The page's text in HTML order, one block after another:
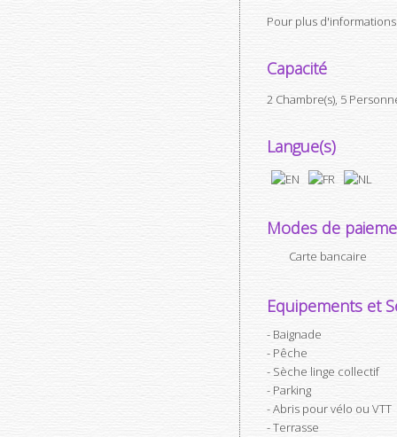
Pour plus
Capacité
2 Chambre(s), 5
Langue(s)
Modes de
Carte bancaire
Equipements et
Baignade
Pêche
Sèche linge collectif
Parking
Abris pour vélo ou VTT
Terrasse